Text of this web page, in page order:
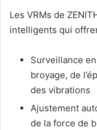
Les VRMs de
intelligents qui
Surveillance
broyage, de
des vibrations
Ajustement
de la force de